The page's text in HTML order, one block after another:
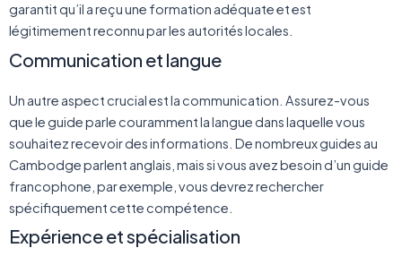
garantit qu’il a reçu une formation adéquate et est
légitimement reconnu par les autorités locales.
Communication et langue
Un autre aspect crucial est la communication. Assurez-vous
que le guide parle couramment la langue dans laquelle vous
souhaitez recevoir des informations. De nombreux guides au
Cambodge parlent anglais, mais si vous avez besoin d’un guide
francophone, par exemple, vous devrez rechercher
spécifiquement cette compétence.
Expérience et spécialisation